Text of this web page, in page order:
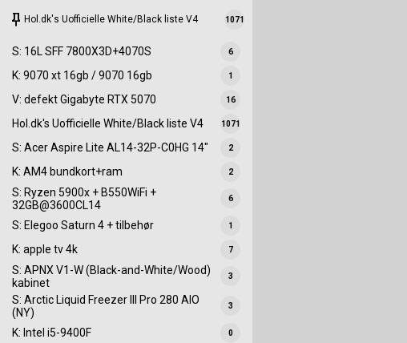
keep Hol.dk's Uofficielle White/Black liste V4 1071
S: 16L SFF 7800X3D+4070S 6
K: 9070 xt 16gb / 9070 16gb 1
V: defekt Gigabyte RTX 5070 16
Hol.dk's Uofficielle White/Black liste V4 1071
S: Acer Aspire Lite AL14-32P-C0HG 14" 2
K: AM4 bundkort+ram 2
S: Ryzen 5900x + B550WiFi +
32GB@3600CL14
6
S: Elegoo Saturn 4 + tilbehør 1
K: apple tv 4k 7
S: APNX V1-W (Black-and-White/Wood)
kabinet
3
S: Arctic Liquid Freezer III Pro 280 AIO
(NY)
3
K: Intel i5-9400F 0